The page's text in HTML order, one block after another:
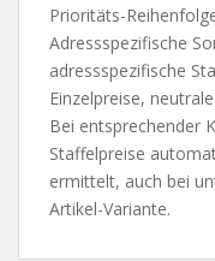
Prioritäts-
Adressspezifische
adressspezifische
Einzelpreise,
Bei entsprechender
Staffelpreise
ermittelt, auch bei
Artikel-Variante.